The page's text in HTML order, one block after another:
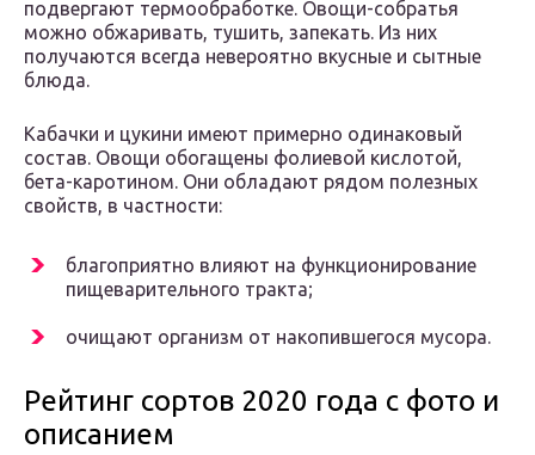
подвергают термообработке. Овощи-собратья
можно обжаривать, тушить, запекать. Из них
получаются всегда невероятно вкусные и сытные
блюда.
Кабачки и цукини имеют примерно одинаковый
состав. Овощи обогащены фолиевой кислотой,
бета-каротином. Они обладают рядом полезных
свойств, в частности:
благоприятно влияют на функционирование
пищеварительного тракта;
очищают организм от накопившегося мусора.
Рейтинг сортов 2020 года с фото и
описанием